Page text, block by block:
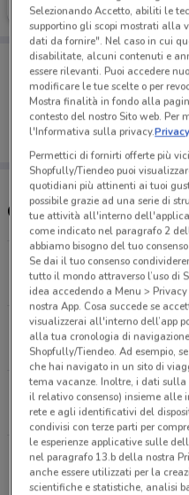
Scade mercoledì
Porta
Puoi trovare le
salvarle e creare
dal tuo cellulare.
Orari e Negozi Pam
Via Aurelia Km 28
9 km
CHIUSO
VIA AURELIA KM 28
9.4 km
Via Di Valle Aurelia,
11 km
CHIUSO
PIAZZA DELLA
11.4 km
CHIUSO
Selezionando Accetto, abiliti le
supportino gli scopi mostrati alla
dati da fornire". Nel caso in cui
disabilitate, alcuni contenuti e
essere rilevanti. Puoi accedere
modificare le tue scelte o per
Mostra finalità in fondo alla
contesto del nostro Sito web. Per
l'Informativa sulla privacy.
Permettici di fornirti offerte più
Shopfully/Tiendeo puoi
quotidiani più attinenti ai tuoi
possibile grazie ad una serie di
tue attività all'interno
come indicato nel paragrafo 2
abbiamo bisogno del tuo
Se dai il tuo consenso
tutto il mondo attraverso l’uso di
idea accedendo a Menu >
nostra App. Cosa succede se
visualizzerai all'interno dell’app
alla tua cronologia di
Shopfully/Tiendeo. Ad esempio,
che hai navigato in un sito di
tema vacanze. Inoltre, i dati sulla
il relativo consenso) insieme alle
rete e agli identificativi del
condivisi con terze parti per
le esperienze applicative sulle
nel paragrafo 13.b della nostra
anche essere utilizzati per la
scientifiche e statistiche, analisi